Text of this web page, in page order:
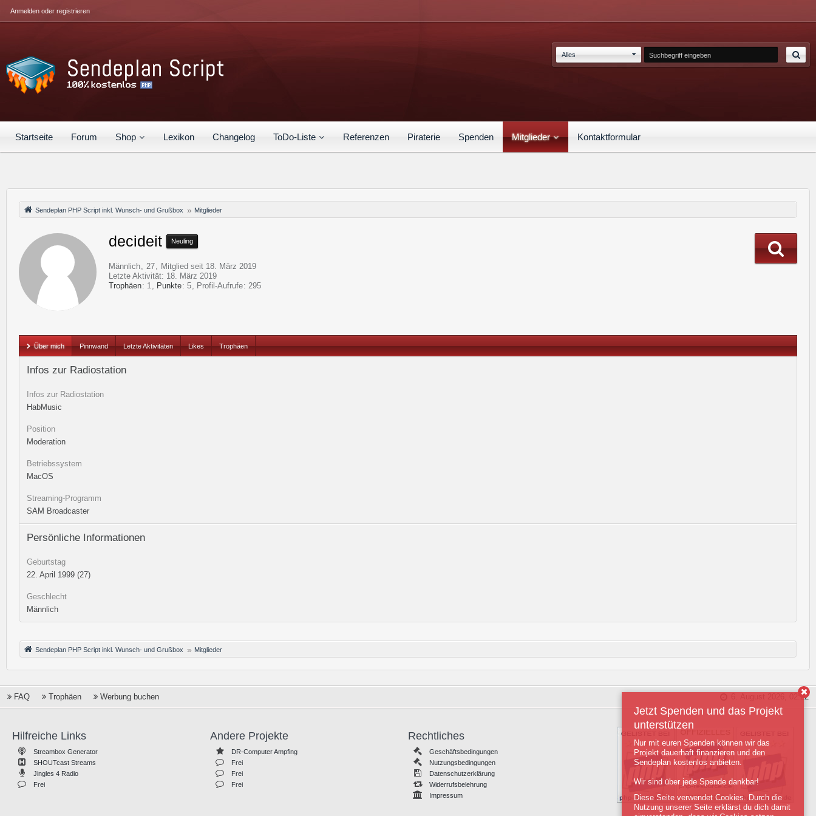
Startseite Forum Shop Lexikon Changelog ToDo-Liste Referenzen Piraterie Spenden Mitglieder Kontaktformular
Anmelden oder registrieren
Alles
Sendeplan PHP Script inkl. Wunsch- und Grußbox Mitglieder
decideit Neuling
Männlich 27
Mitglied seit 18. März 2019
Letzte Aktivität: 18. März 2019
Trophäen
1 Punkte 5 Profil-Aufrufe 295
Über mich Pinnwand Letzte Aktivitäten Likes Trophäen
Infos zur Radiostation
Infos zur Radiostation
HabMusic
Position
Moderation
Betriebssystem
MacOS
Streaming-Programm
SAM Broadcaster
Persönliche Informationen
Geburtstag
22. April 1999 (27)
Geschlecht
Männlich
Sendeplan PHP Script inkl. Wunsch- und Grußbox Mitglieder
6. August 2026, 02:22
FAQ Trophäen Werbung buchen
Hilfreiche Links
Streambox Generator
SHOUTcast Streams
Jingles 4 Radio
Frei
Andere Projekte
DR-Computer Ampfing
Frei
Frei
Frei
Rechtliches
Geschäftsbedingungen
Nutzungsbedingungen
Datenschutzerklärung
Widerrufsbelehrung
Impressum
Jetzt Spenden und das Projekt
unterstützen
Nur mit euren Spenden können wir das
Projekt dauerhaft finanzieren und den
Sendeplan kostenlos anbieten.
Wir sind über jede Spende dankbar!
Diese Seite verwendet Cookies. Durch die
Nutzung unserer Seite erklärst du dich damit